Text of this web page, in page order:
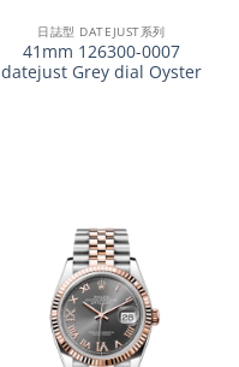
日誌型 DATEJUST系列
41mm 126300-0007
datejust Grey dial Oyster